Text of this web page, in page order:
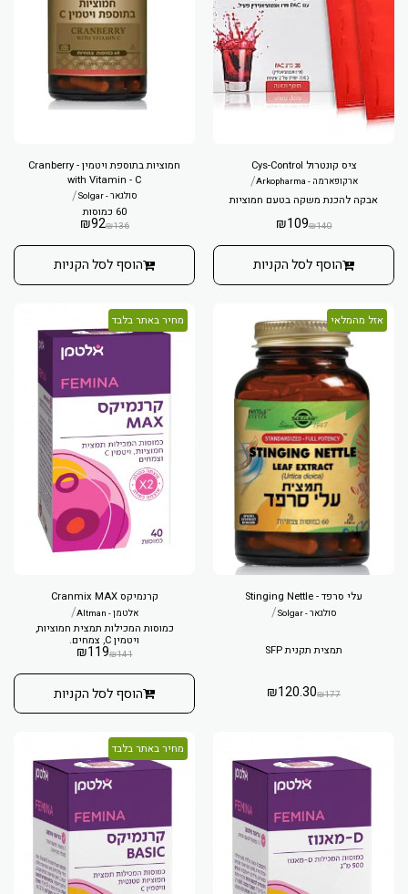
ציס קונטרול Cys-Control
ארקופארמה - Arkopharma /
אבקה להכנת משקה בטעם חמוציות
₪140
₪109
הוסף לסל הקניות
חמוציות בתוספת ויטמין - Cranberry
with Vitamin - C
סולגאר - Solgar /
60 כמוסות
₪136
₪92
הוסף לסל הקניות
אזל מהמלאי
עלי סרפד - Stinging Nettle
סולגאר - Solgar /
תמצית תקנית SFP
₪177
₪120.30
מחיר באתר בלבד
קרנמיקס Cranmix MAX
אלטמן - Altman /
כמוסות המכילות תמצית חמוציות,
ויטמין C, צמחים.
₪141
₪119
הוסף לסל הקניות
מחיר באתר בלבד